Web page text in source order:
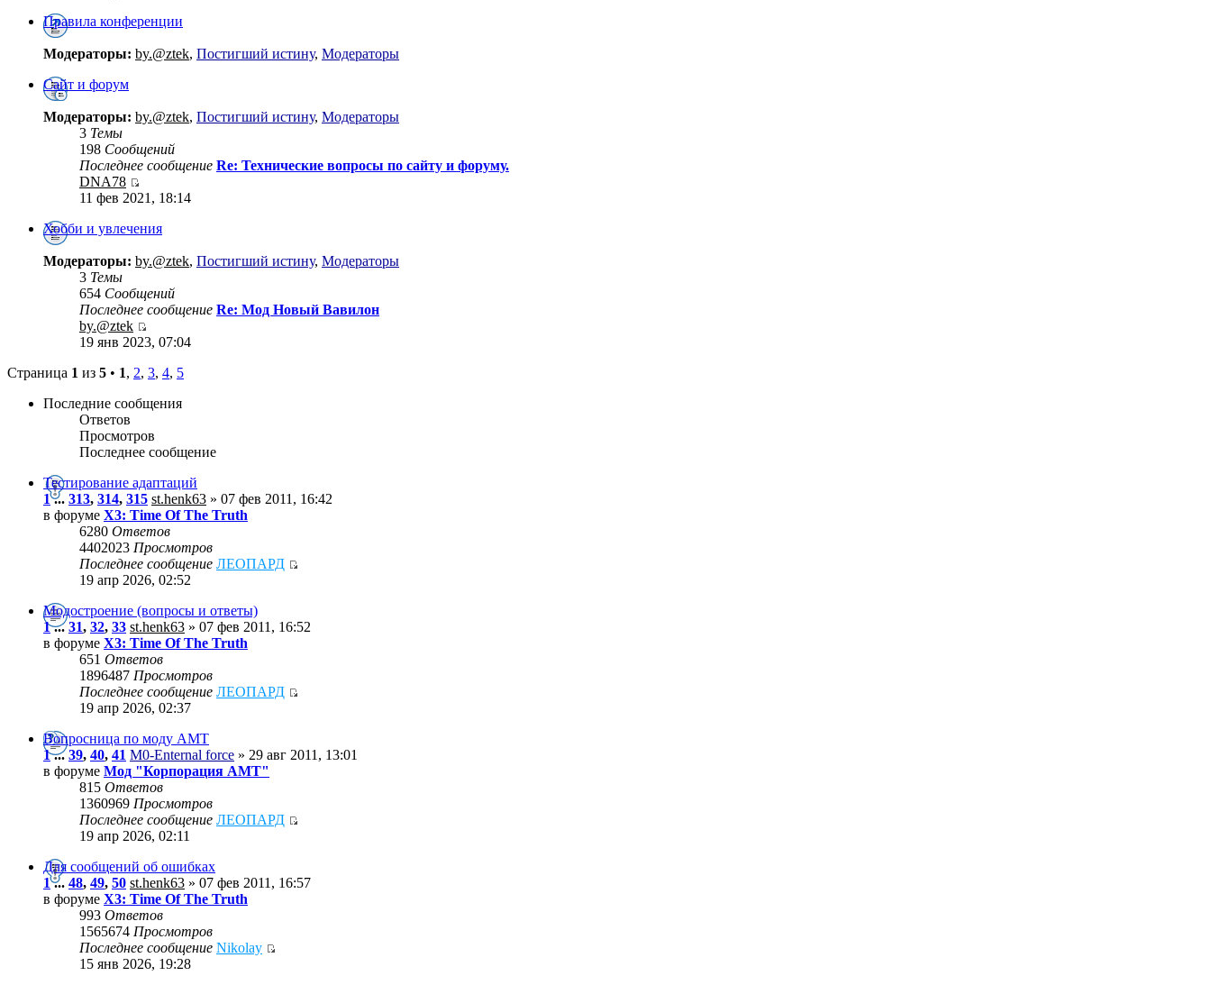
Правила конференции
Модераторы: by.@ztek, Постигший истину, Модераторы
Сайт и форум
Модераторы: by.@ztek, Постигший истину, Модераторы
3 Темы
198 Сообщений
Последнее сообщение Re: Технические вопросы по сайту и форуму.
DNA78
11 фев 2021, 18:14
Хобби и увлечения
Модераторы: by.@ztek, Постигший истину, Модераторы
3 Темы
654 Сообщений
Последнее сообщение Re: Мод Новый Вавилон
by.@ztek
19 янв 2023, 07:04
Страница 1 из 5 • 1, 2, 3, 4, 5
Последние сообщения
Ответов
Просмотров
Последнее сообщение
Тестирование адаптаций
1... 313, 314, 315 st.henk63 » 07 фев 2011, 16:42
в форуме X3: Time Of The Truth
6280 Ответов
4402023 Просмотров
Последнее сообщение ЛЕОПАРД
19 апр 2026, 02:52
Модостроение (вопросы и ответы)
1...31, 32, 33 st.henk63 » 07 фев 2011, 16:52
в форуме X3: Time Of The Truth
651 Ответов
1896487 Просмотров
Последнее сообщение ЛЕОПАРД
19 апр 2026, 02:37
Вопросница по моду АМТ
1...39, 40, 41 M0-Enternal force » 29 авг 2011, 13:01
в форуме Мод "Корпорация АМТ"
815 Ответов
1360969 Просмотров
Последнее сообщение ЛЕОПАРД
19 апр 2026, 02:11
Для сообщений об ошибках
1... 48, 49, 50 st.henk63 » 07 фев 2011, 16:57
в форуме X3: Time Of The Truth
993 Ответов
1565674 Просмотров
Последнее сообщение Nikolay
15 янв 2026, 19:28